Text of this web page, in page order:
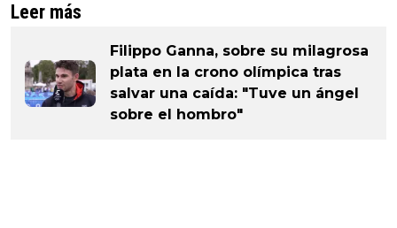
Leer más
Filippo Ganna, sobre su milagrosa
plata en la crono olímpica tras
salvar una caída: "Tuve un ángel
sobre el hombro"